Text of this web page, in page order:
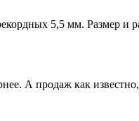
5,5 мм. Размер и
А продаж как